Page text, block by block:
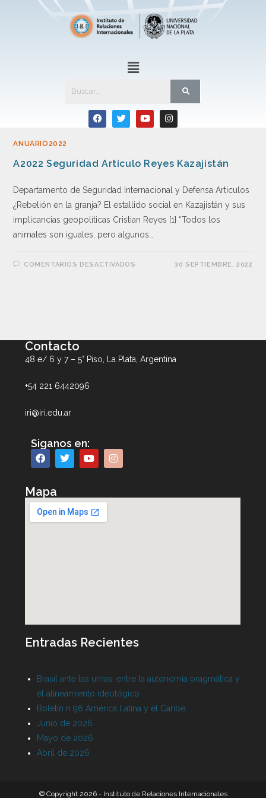
ANUARIO2022
A2022 Seguridad Artículo Reyes Kazajistán
Departamento de Seguridad Internacional y Defensa Artículos
¿Rebelión en la granja? El estallido social en Kazajistán y sus
implicancias geopolíticas Cristian Reyes [1] “Todos los
animales son iguales, pero algunos…
COMENTARIOS DESACTIVADOS 30 SEPTIEMBRE, 2022
Contacto
48 e/ 6 y 7 – 5° Piso, La Plata, Argentina
+54 221 6442096
iri@iri.edu.ar
Siganos en:
Mapa
Entradas Recientes
Brasil ante las urnas: entre la autonomía pragmática y
el alineamiento ideológico
Boletín n 96 América Latina y el Caribe
Junio de 2026
Mayo de 2026
Abril de 2026
© Copyright 2026 - Instituto de Relaciones Internacionales